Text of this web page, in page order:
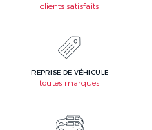
clients satisfaits
REPRISE DE VÉHICULE
toutes marques